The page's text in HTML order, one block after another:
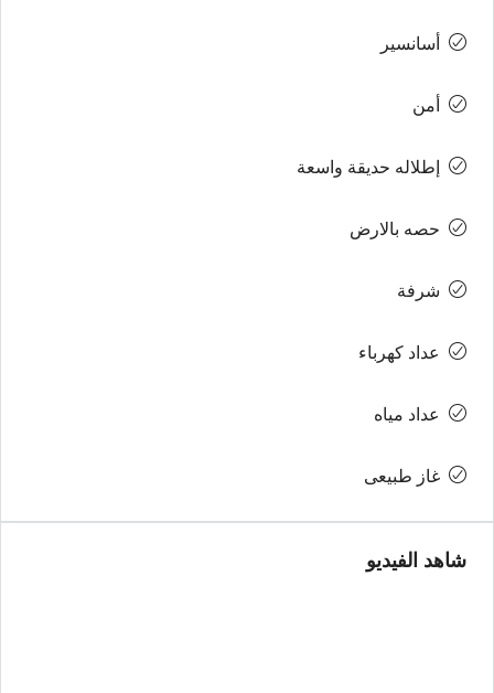
أسانسير
أمن
إطلاله حديقة واسعة
حصه بالارض
شرفة
عداد كهرباء
عداد مياه
غاز طبيعى
شاهد الفيديو